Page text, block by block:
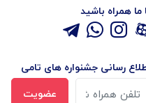
ما همراه باشید
رسانی جشنواره های تامی
عضویت